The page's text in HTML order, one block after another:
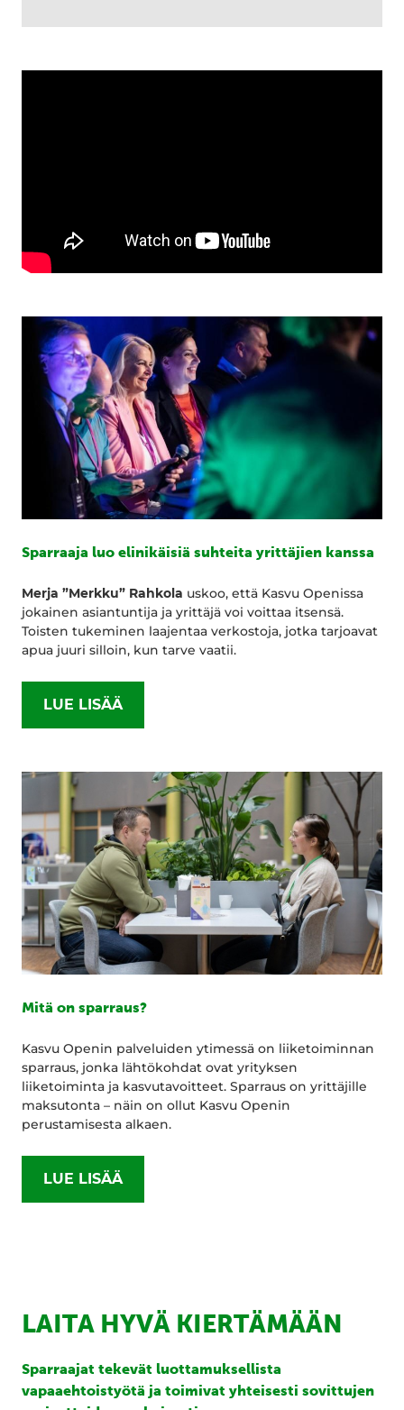
Sparraaja luo elinikäisiä suhteita yrittäjien kanssa
Merja ”Merkku” Rahkola uskoo, että Kasvu Openissa
jokainen asiantuntija ja yrittäjä voi voittaa itsensä.
Toisten tukeminen laajentaa verkostoja, jotka tarjoavat
apua juuri silloin, kun tarve vaatii.
LUE LISÄÄ
Mitä on sparraus?
Kasvu Openin palveluiden ytimessä on liiketoiminnan
sparraus, jonka lähtökohdat ovat yrityksen
liiketoiminta ja kasvutavoitteet. Sparraus on yrittäjille
maksutonta – näin on ollut Kasvu Openin
perustamisesta alkaen.
LUE LISÄÄ
LAITA HYVÄ KIERTÄMÄÄN
Sparraajat tekevät luottamuksellista
vapaaehtoistyötä ja toimivat yhteisesti sovittujen